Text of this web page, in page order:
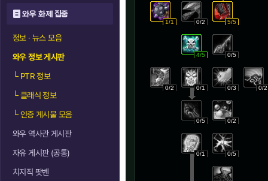
와우 화제 집중
정보 · 뉴스 모음
와우 정보 게시판
└PTR 정보
└클래식 정보
└인증 게시물 모음
와우 역사관 게시판
자유 게시판 (공통)
치지직 팟벤
1/1 0/2 5/5
4/5 0/5
0/2 0/1 0/3 0/2
0/5 0/2
0/1 0/5